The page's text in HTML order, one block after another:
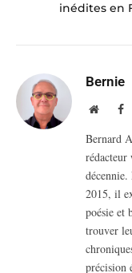
inédites en
Bernie
Website
Bernard
rédacteur
2015, il
poésie et
trouver
précision